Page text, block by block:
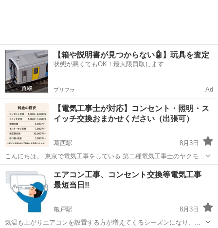
【箱や説明書が見つからない🤖】玩具を査定
状態が悪くてもOK！最大限買取します
プリフラ Ad
【電気工事士が対応】コンセント・照明・ス
イッチ交換おまかせください（出張可）
葛西駅
8月3日
こんにちは。 東京で電気工事をしている 第二種電気工事士のヤクモで
す。 個人宅の 「小さな電気工事」専門 で対応しています。 夜間に対
応して欲しい等の要望も受け付けます。 他店様で見積もりを取って高
いと思われた方も まずは私...
東京 江戸川区 葛西駅 電気工事 料金
エアコン工事、コンセント交換等電気工事
最短当日‼️
亀戸駅
8月3日
気温も上がりエアコンを設置する方が増えてくるシーズンになり、い